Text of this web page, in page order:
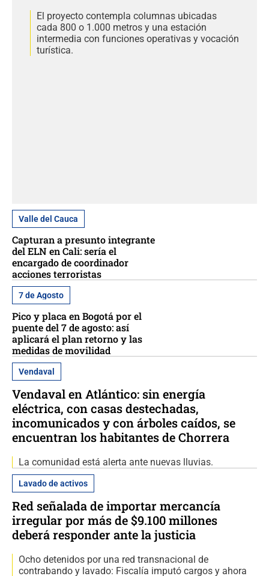
El proyecto contempla columnas ubicadas
cada 800 o 1.000 metros y una estación
intermedia con funciones operativas y vocación
turística.
Valle del Cauca
Capturan a presunto integrante
del ELN en Cali: sería el
encargado de coordinador
acciones terroristas
7 de Agosto
Pico y placa en Bogotá por el
puente del 7 de agosto: así
aplicará el plan retorno y las
medidas de movilidad
Vendaval
Vendaval en Atlántico: sin energía
eléctrica, con casas destechadas,
incomunicados y con árboles caídos, se
encuentran los habitantes de Chorrera
La comunidad está alerta ante nuevas lluvias.
Lavado de activos
Red señalada de importar mercancía
irregular por más de $9.100 millones
deberá responder ante la justicia
Ocho detenidos por una red transnacional de
contrabando y lavado: Fiscalía imputó cargos y ahora